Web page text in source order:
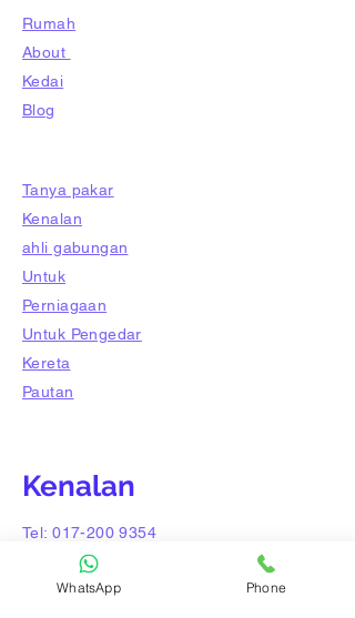
Rumah
About
Kedai
Blog
Tanya pakar
Kenalan
ahli gabungan
Untuk
Perniagaan
Untuk Pengedar
Kereta
Pautan
Kenalan
Tel:017-200 9354
207-2a Jalan Sarjana, Taman
Connaught, 56000, Kuala
WhatsApp Phone